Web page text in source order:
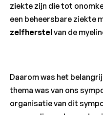
ziekte zijn die tot
een beheersbare ziekte
zelfherstelvan de
Daarom was het
thema was van ons
organisatie van dit